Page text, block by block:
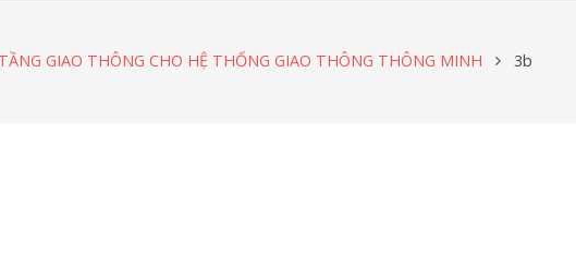
GIAO THÔNG CHO HỆ THỐNG GIAO THÔNG THÔNG MINH 3b